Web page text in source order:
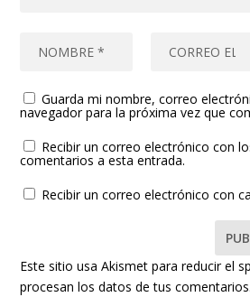
Guarda mi nombre, correo
navegador para la próxima vez que
Recibir un correo electrónico con
comentarios a esta entrada.
Recibir un correo electrónico con
Este sitio usa Akismet para reducir el
procesan los datos de tus comentarios.